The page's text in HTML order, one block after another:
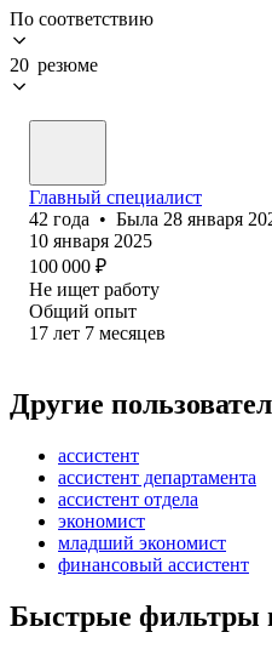
По соответствию
20 резюме
Главный специалист
42 года • Была 28 января
10 января 2025
100 000 ₽
Не ищет работу
Общий опыт
17 лет 7 месяцев
Другие
ассистент
ассистент департамента
ассистент отдела
экономист
младший экономист
финансовый ассистент
Быстрые фильтры